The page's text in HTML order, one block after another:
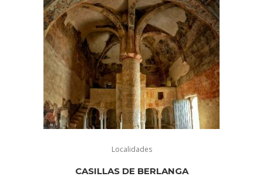
Localidades
CASILLAS DE BERLANGA